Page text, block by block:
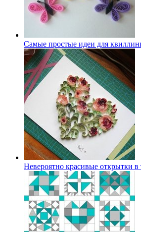
Самые простые идеи для
Невероятно красивые открытки в